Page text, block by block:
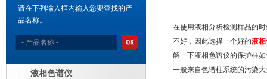
请在下列输入框内输入您要查找的产
品名称。
液相色谱仪
在使用液相分析检测样品的
不好，因此选择一个好的液
解一下液相色谱仪的保护柱
一般来自色谱柱系统的污染